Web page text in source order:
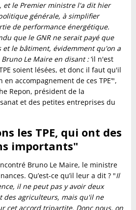
et le Premier ministre l'a dit hier
générale, à simplifier
de performance énergétique.
que le GNR ne serait payé que
et le bâtiment, évidemment qu'on a
Le Maire en disant :‘il n'est
soient lésées, et donc il faut qu'il
accompagnement de ces TPE’",
Repon, président de la
et des petites entreprises du
les TPE, qui ont des
importants"
Bruno Le Maire, le ministre
Qu’est-ce qu’il leur a dit ? "Il
il ne peut pas y avoir deux
des agriculteurs, mais qu'il ne
cet accord tripartite. Donc nous, on